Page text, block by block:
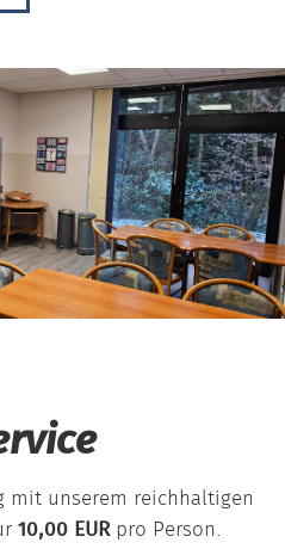
mit unserem reichhaltigen
10,00 EURpro Person.